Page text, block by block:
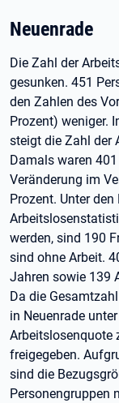
Neuenrade
Die Zahl der
gesunken. 451
den Zahlen des
Prozent) weniger.
steigt die Zahl der
Damals waren
Veränderung im
Prozent. Unter
werden, sind 190
sind ohne Arbeit.
Jahren sowie 139
Da die
in Neuenrade
Arbeitslosenquote
freigegeben.
sind die
Personengruppen